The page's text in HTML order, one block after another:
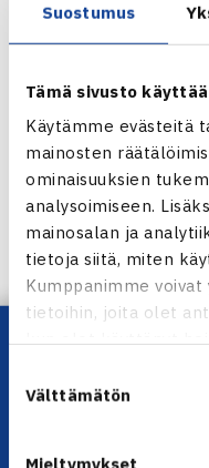
Suostumus
Tämä sivusto
Käytämme evästeitä
mainosten
ominaisuuksien
analysoimiseen.
mainosalan ja
tietoja siitä, miten
Kumppanimme
tietoihin, joita olet
valinta
Välttämätön
Mieltymykset
16.-22.5.2011
Tyttöjen kaksinpeli
1.kierrosta: Petra
Nazmi Bari Cup
Jaa:
Seuraava
Lataa OmaTennis!